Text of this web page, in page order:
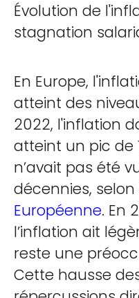
Évolution de
stagnation
En Europe,
atteint des
2022, l'inflation
atteint un pic de
n’avait pas été
décennies, selon
Européenne. En
l’inflation ait
reste une
Cette hausse